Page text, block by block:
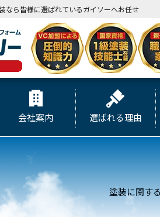
なら皆様に選ばれているガイソーへお任せ
会社案内 選ばれる理由
塗装に関す